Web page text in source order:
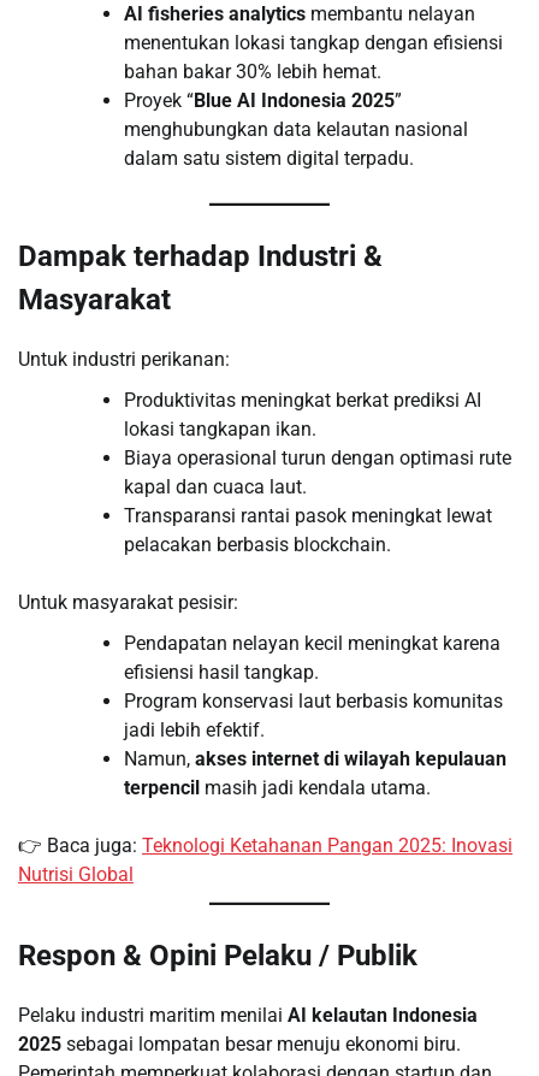
AI fisheries analytics membantu nelayan
menentukan lokasi tangkap dengan efisiensi
bahan bakar 30% lebih hemat.
Proyek “Blue AI Indonesia 2025”
menghubungkan data kelautan nasional
dalam satu sistem digital terpadu.
Dampak terhadap Industri &
Masyarakat
Untuk industri perikanan:
Produktivitas meningkat berkat prediksi AI
lokasi tangkapan ikan.
Biaya operasional turun dengan optimasi rute
kapal dan cuaca laut.
Transparansi rantai pasok meningkat lewat
pelacakan berbasis blockchain.
Untuk masyarakat pesisir:
Pendapatan nelayan kecil meningkat karena
efisiensi hasil tangkap.
Program konservasi laut berbasis komunitas
jadi lebih efektif.
Namun, akses internet di wilayah kepulauan
terpencil masih jadi kendala utama.
👉 Baca juga: Teknologi Ketahanan Pangan 2025: Inovasi
Nutrisi Global
Respon & Opini Pelaku / Publik
Pelaku industri maritim menilai AI kelautan Indonesia
2025 sebagai lompatan besar menuju ekonomi biru.